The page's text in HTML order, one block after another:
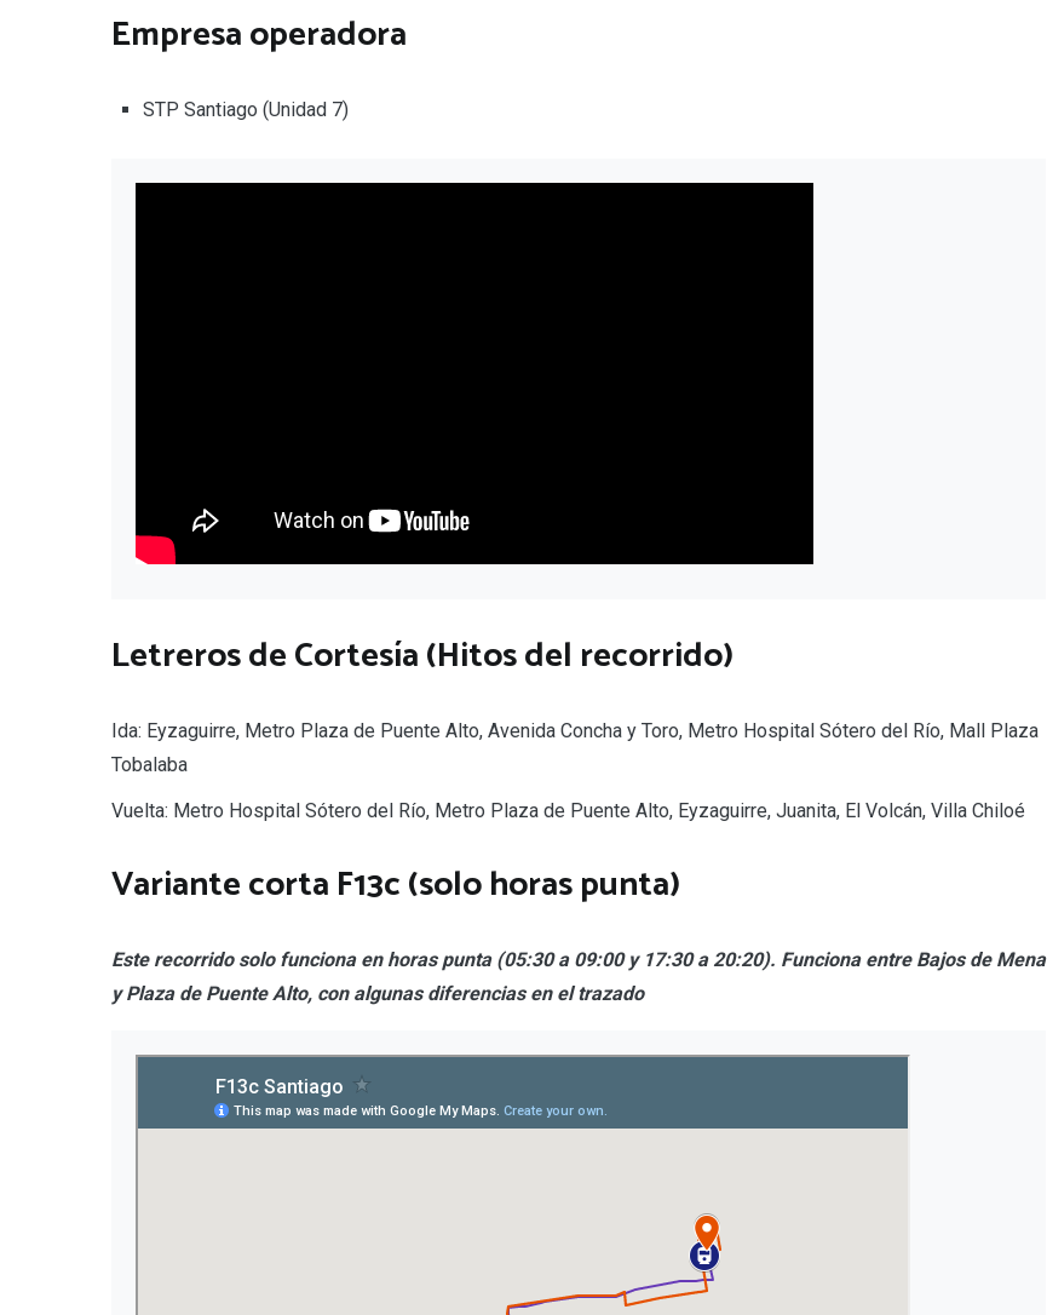
Empresa operadora
STP Santiago (Unidad 7)
Letreros de Cortesía (Hitos del recorrido)
Ida: Eyzaguirre, Metro Plaza de Puente Alto, Avenida Concha y Toro, Metro Hospital Sótero del Río, Mall Plaza
Tobalaba
Vuelta: Metro Hospital Sótero del Río, Metro Plaza de Puente Alto, Eyzaguirre, Juanita, El Volcán, Villa Chiloé
Variante corta F13c (solo horas punta)
Este recorrido solo funciona en horas punta (05:30 a 09:00 y 17:30 a 20:20). Funciona entre Bajos de Mena
y Plaza de Puente Alto, con algunas diferencias en el trazado